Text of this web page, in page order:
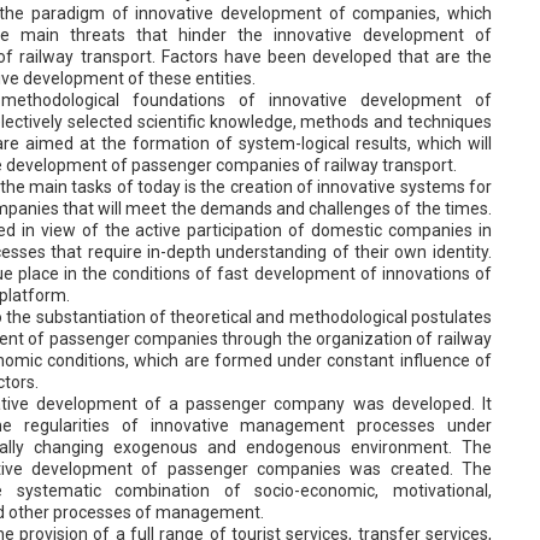
paradigm of innovative development of companies, which
main threats that hinder the innovative development of
railway transport. Factors have been developed that are the
development of these entities.
foundations of innovative development of
selected scientific knowledge, methods and techniques
aimed at the formation of system-logical results, which will
of passenger companies of railway transport.
main tasks of today is the creation of innovative systems for
that will meet the demands and challenges of the times.
in view of the active participation of domestic companies in
that require in-depth understanding of their own identity.
place in the conditions of fast development of innovations of
the substantiation of theoretical and methodological postulates
of passenger companies through the organization of railway
conditions, which are formed under constant influence of
development of a passenger company was developed. It
regularities of innovative management processes under
changing exogenous and endogenous environment. The
development of passenger companies was created. The
combination of socio-economic, motivational,
other processes of management.
provision of a full range of tourist services, transfer services,